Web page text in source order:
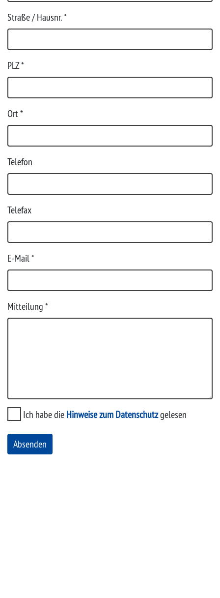
Straße / Hausnr.*
PLZ*
Ort*
Telefon
Telefax
E-Mail *
Mitteilung *
Ich habe die Hinweise zum Datenschutzgelesen